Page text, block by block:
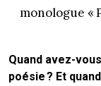
monologue «
Quand avez-
poésie ? Et